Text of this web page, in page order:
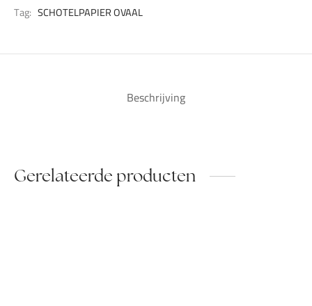
Tag: SCHOTELPAPIER OVAAL
Beschrijving
Gerelateerde producten